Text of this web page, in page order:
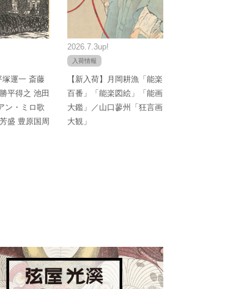
塚運一 斎藤
平得之 池田
ン・ミロ歌
盛 豊原国周
2026.7.3up!
入荷情報
【新入荷】月岡耕漁「能楽
百番」「能楽図絵」「能画
大鑑」／山口蓼州「狂言画
大観」